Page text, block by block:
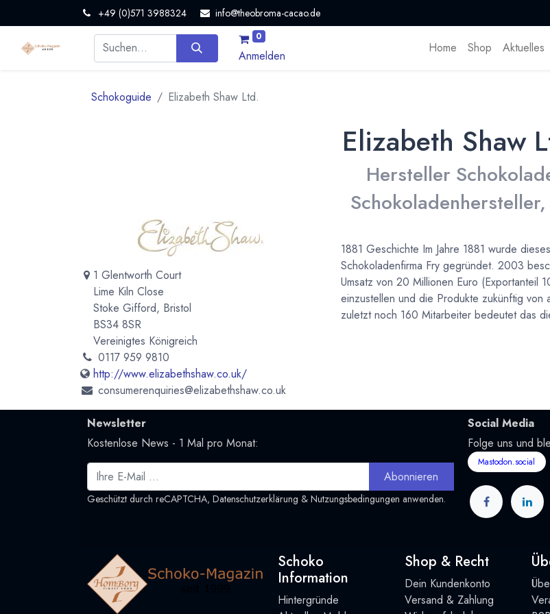
+49 (0)571 3988324 info@theobroma-cacao.de
0
Anmelden
Home Shop Aktuelles
Schokoguide Elizabeth Shaw Ltd.
Elizabeth Shaw
Hersteller
1 Glentworth Court
Lime Kiln Close
Stoke Gifford, Bristol
BS34 8SR
Vereinigtes Königreich
0117 959 9810
http://www.elizabethshaw.co.uk/
consumerenquiries@elizabethshaw.co.uk
1881 Geschichte Im Jahre 1881 wurde
Schokoladenfirma Fry gegründet. 2003
Umsatz von 20 Millionen Euro (Exportanteil
einzustellen und die Produkte zukünftig
zuletzt noch 160 Mitarbeiter bedeutet das
Newsletter
Kostenlose News - 1 Mal pro Monat:
Abonnieren
Geschützt durch reCAPTCHA, Datenschutzerklärung & Nutzungsbedingungen anwenden.
Social Media
Folge uns und
Mastodon.social
Schoko
Information
Hintergründe
Shop & Recht
Dein Kundenkonto
Versand & Zahlung